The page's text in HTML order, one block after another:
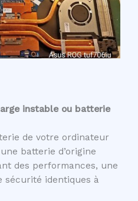
instable ou batterie
de votre ordinateur
batterie d’origine
des performances, une
sécurité identiques à